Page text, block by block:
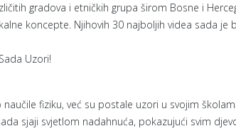
gradova i etničkih grupa širom Bosne i
koncepte. Njihovih 30 najboljih videa sada je
Uzori!
fiziku, već su postale uzori u svojim
sjaji svjetlom nadahnuća, pokazujući svim